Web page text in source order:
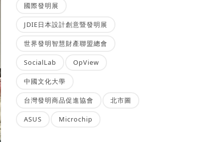
國際發明展
JDIE日本設計創意暨發明展
世界發明智慧財產聯盟總會
SocialLab OpView
中國文化大學
台灣發明商品促進協會 北市圖
ASUS Microchip